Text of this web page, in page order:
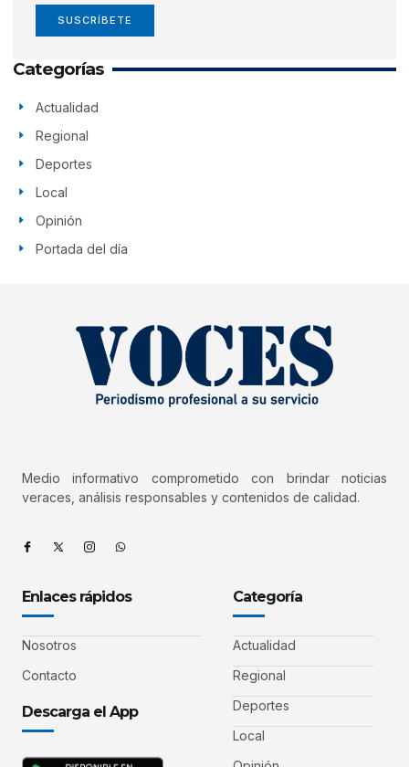
SUSCRÍBETE
Categorías
Actualidad
Regional
Deportes
Local
Opinión
Portada del día
Medio informativo comprometido con brindar noticias
veraces, análisis responsables y contenidos de calidad.
Enlaces rápidos
Nosotros
Contacto
Descarga el App
Categoría
Actualidad
Regional
Deportes
Local